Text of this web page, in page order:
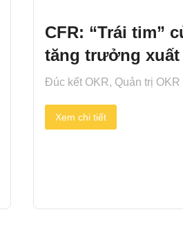
CFR: “Trái tim”
tăng trưởng xuất
Đúc kết OKR, Quản trị OKR
Xem chi tiết